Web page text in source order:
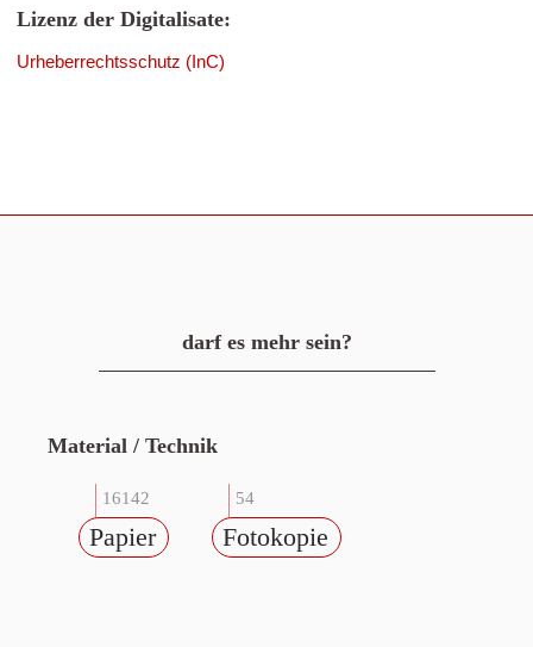
Lizenz der Digitalisate:
Urheberrechtsschutz (InC)
darf es mehr sein?
Material / Technik
16142
Papier
54
Fotokopie